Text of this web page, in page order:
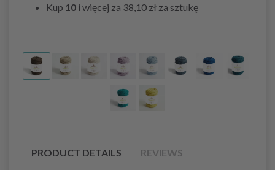
Kup 10 i więcej za 38,10 zł za sztukę
PRODUCT DETAILS REVIEWS